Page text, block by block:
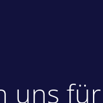
uns für